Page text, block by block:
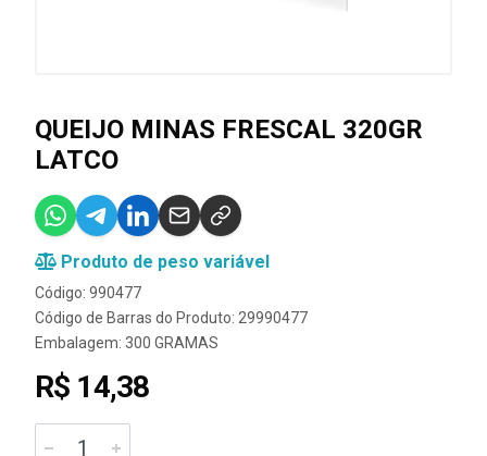
QUEIJO MINAS FRESCAL 320GR
LATCO
Produto de peso variável
Código: 990477
Código de Barras do Produto: 29990477
Embalagem: 300 GRAMAS
R$ 14,38